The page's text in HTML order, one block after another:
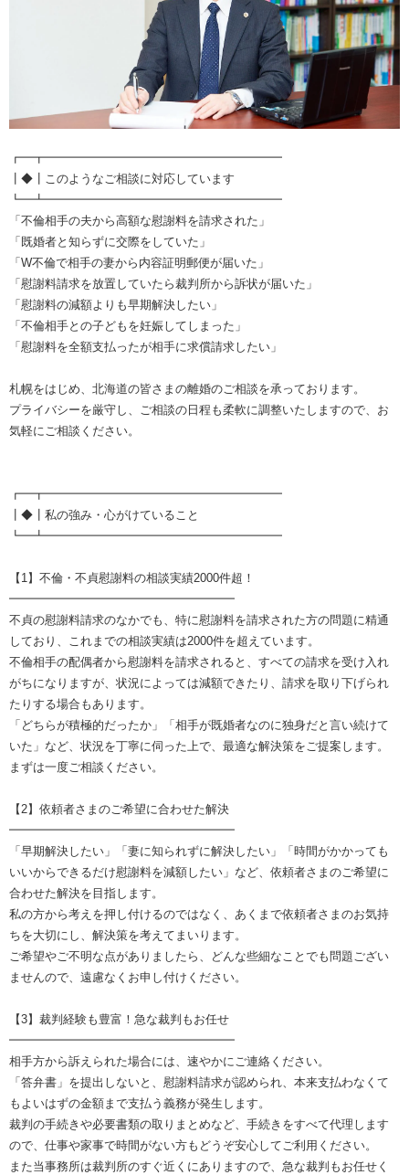
┏━┳━━━━━━━━━━━━━━━━━━━━
┃◆┃このようなご相談に対応しています
┗━┻━━━━━━━━━━━━━━━━━━━━
「不倫相手の夫から高額な慰謝料を請求された」
「既婚者と知らずに交際をしていた」
「W不倫で相手の妻から内容証明郵便が届いた」
「慰謝料請求を放置していたら裁判所から訴状が届いた」
「慰謝料の減額よりも早期解決したい」
「不倫相手との子どもを妊娠してしまった」
「慰謝料を全額支払ったが相手に求償請求したい」
札幌をはじめ、北海道の皆さまの離婚のご相談を承っております。
プライバシーを厳守し、ご相談の日程も柔軟に調整いたしますので、お
気軽にご相談ください。
┏━┳━━━━━━━━━━━━━━━━━━━━
┃◆┃私の強み・心がけていること
┗━┻━━━━━━━━━━━━━━━━━━━━
【1】不倫・不貞慰謝料の相談実績2000件超！
━━━━━━━━━━━━━━━━━━━
不貞の慰謝料請求のなかでも、特に慰謝料を請求された方の問題に精通
しており、これまでの相談実績は2000件を超えています。
不倫相手の配偶者から慰謝料を請求されると、すべての請求を受け入れ
がちになりますが、状況によっては減額できたり、請求を取り下げられ
たりする場合もあります。
「どちらが積極的だったか」「相手が既婚者なのに独身だと言い続けて
いた」など、状況を丁寧に伺った上で、最適な解決策をご提案します。
まずは一度ご相談ください。
【2】依頼者さまのご希望に合わせた解決
━━━━━━━━━━━━━━━━━━━
「早期解決したい」「妻に知られずに解決したい」「時間がかかっても
いいからできるだけ慰謝料を減額したい」など、依頼者さまのご希望に
合わせた解決を目指します。
私の方から考えを押し付けるのではなく、あくまで依頼者さまのお気持
ちを大切にし、解決策を考えてまいります。
ご希望やご不明な点がありましたら、どんな些細なことでも問題ござい
ませんので、遠慮なくお申し付けください。
【3】裁判経験も豊富！急な裁判もお任せ
━━━━━━━━━━━━━━━━━━━
相手方から訴えられた場合には、速やかにご連絡ください。
「答弁書」を提出しないと、慰謝料請求が認められ、本来支払わなくて
もよいはずの金額まで支払う義務が発生します。
裁判の手続きや必要書類の取りまとめなど、手続きをすべて代理します
ので、仕事や家事で時間がない方もどうぞ安心してご利用ください。
また当事務所は裁判所のすぐ近くにありますので、急な裁判もお任せく